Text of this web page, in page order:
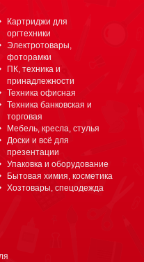
Картриджи для
оргтехники
Электротовары,
фоторамки
ПК, техника и
принадлежности
Техника офисная
Техника банковская и
торговая
Мебель, кресла, стулья
Доски и всё для
презентации
Упаковка и оборудование
Бытовая химия, косметика
Хозтовары, спецодежда